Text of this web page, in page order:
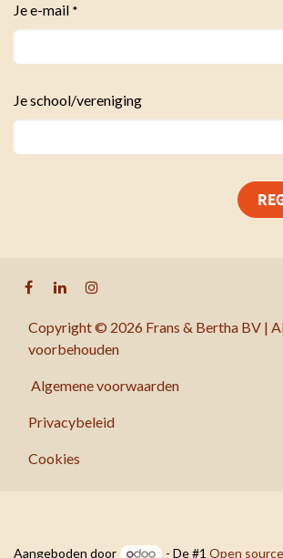
Je e-mail *
Je school/vereniging
Copyright © 2026 Frans & Bertha BV |
voorbehouden
Algemene voorwaarden
Privacybeleid
Cookies
Aangeboden door - De #1Open